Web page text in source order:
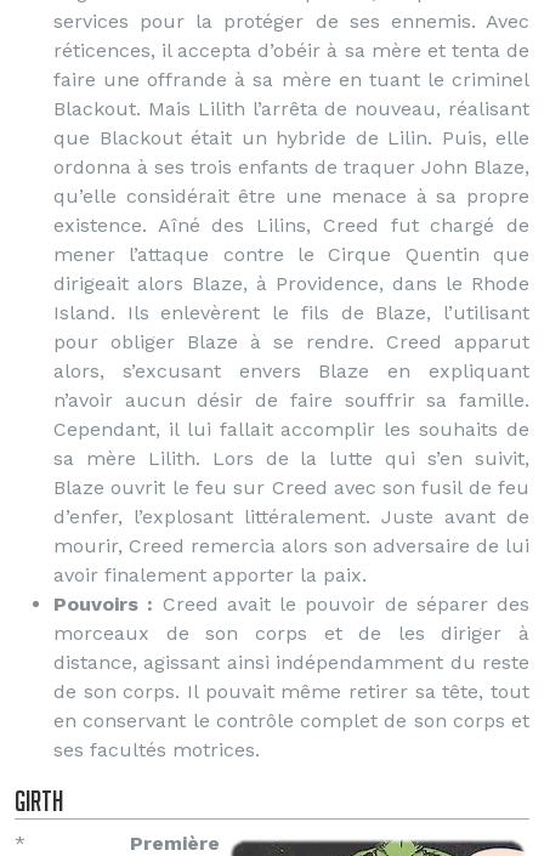
services pour la protéger de ses ennemis. Avec
réticences, il accepta d’obéir à sa mère et tenta de
faire une offrande à sa mère en tuant le criminel
Blackout. Mais Lilith l’arrêta de nouveau, réalisant
que Blackout était un hybride de Lilin. Puis, elle
ordonna à ses trois enfants de traquer John Blaze,
qu’elle considérait être une menace à sa propre
existence. Aîné des Lilins, Creed fut chargé de
mener l’attaque contre le Cirque Quentin que
dirigeait alors Blaze, à Providence, dans le Rhode
Island. Ils enlevèrent le fils de Blaze, l’utilisant
pour obliger Blaze à se rendre. Creed apparut
alors, s’excusant envers Blaze en expliquant
n’avoir aucun désir de faire souffrir sa famille.
Cependant, il lui fallait accomplir les souhaits de
sa mère Lilith. Lors de la lutte qui s’en suivit,
Blaze ouvrit le feu sur Creed avec son fusil de feu
d’enfer, l’explosant littéralement. Juste avant de
mourir, Creed remercia alors son adversaire de lui
avoir finalement apporter la paix.
Pouvoirs : Creed avait le pouvoir de séparer des
morceaux de son corps et de les diriger à
distance, agissant ainsi indépendamment du reste
de son corps. Il pouvait même retirer sa tête, tout
en conservant le contrôle complet de son corps et
ses facultés motrices.
Girth
* Première